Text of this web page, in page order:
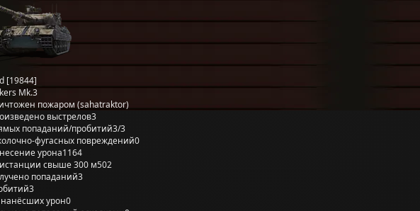
[19844]
Mk.3
пожаром (sahatraktor)
выстрелов3
попаданий/пробитий3/3
фугасных повреждений0
урона1164
свыше 300 м502
попаданий3
3
урон0